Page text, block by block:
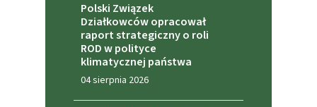
Polski Związek
Działkowców opracował
raport strategiczny o roli
ROD w polityce
klimatycznej państwa
04 sierpnia 2026